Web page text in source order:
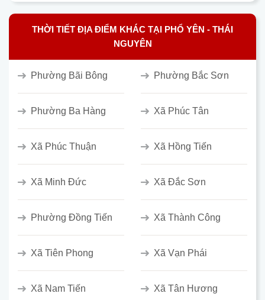
THỜI TIẾT ĐỊA ĐIỂM KHÁC TẠI PHỔ YÊN - THÁI
NGUYÊN
Phường Bãi Bông Phường Bắc Sơn
Phường Ba Hàng Xã Phúc Tân
Xã Phúc Thuận Xã Hồng Tiến
Xã Minh Đức Xã Đắc Sơn
Phường Đồng Tiến Xã Thành Công
Xã Tiên Phong Xã Vạn Phái
Xã Nam Tiến Xã Tân Hương